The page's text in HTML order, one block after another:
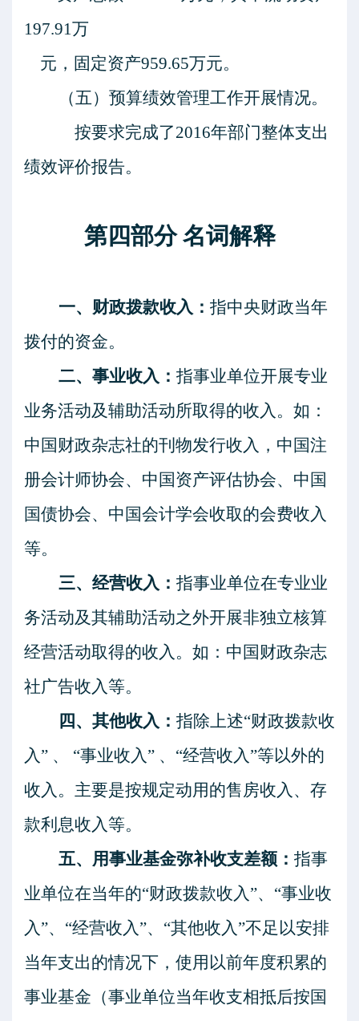
197.91万
元，固定资产959.65万元。
（五）预算绩效管理工作开展情况。
按要求完成了2016年部门整体支出
绩效评价报告。
第四部分 名词解释
一、财政拨款收入： 指中央财政当年
拨付的资金。
二、事业收入： 指事业单位开展专业
业务活动及辅助活动所取得的收入。如：
中国财政杂志社的刊物发行收入，中国注
册会计师协会、中国资产评估协会、中国
国债协会、中国会计学会收取的会费收入
等。
三、经营收入： 指事业单位在专业业
务活动及其辅助活动之外开展非独立核算
经营活动取得的收入。如：中国财政杂志
社广告收入等。
四、其他收入： 指除上述“财政拨款收
入” 、 “事业收入” 、“经营收入”等以外的
收入。主要是按规定动用的售房收入、存
款利息收入等。
五、用事业基金弥补收支差额： 指事
业单位在当年的“财政拨款收入”、“事业收
入”、“经营收入”、“其他收入”不足以安排
当年支出的情况下，使用以前年度积累的
事业基金（事业单位当年收支相抵后按国